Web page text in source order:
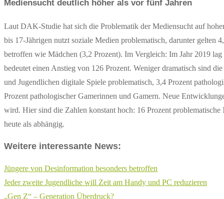
Mediensucht deutlich höher als vor fünf Jahren
Laut DAK-Studie hat sich die Problematik der Mediensucht auf
bis 17-Jährigen nutzt soziale Medien problematisch, darunter gelten
betroffen wie Mädchen (3,2 Prozent). Im Vergleich: Im Jahr 2019
bedeutet einen Anstieg von 126 Prozent. Weniger dramatisch sind
und Jugendlichen digitale Spiele problematisch, 3,4 Prozent
Prozent pathologischer Gamerinnen und Gamern. Neue
wird. Hier sind die Zahlen konstant hoch: 16 Prozent
heute als abhängig.
Weitere interessante News:
Jüngere von Desinformation besonders betroffen
Jeder zweite Jugendliche will Zeit am Handy und PC reduzieren
„Gen Z“ – Generation Überdruck?